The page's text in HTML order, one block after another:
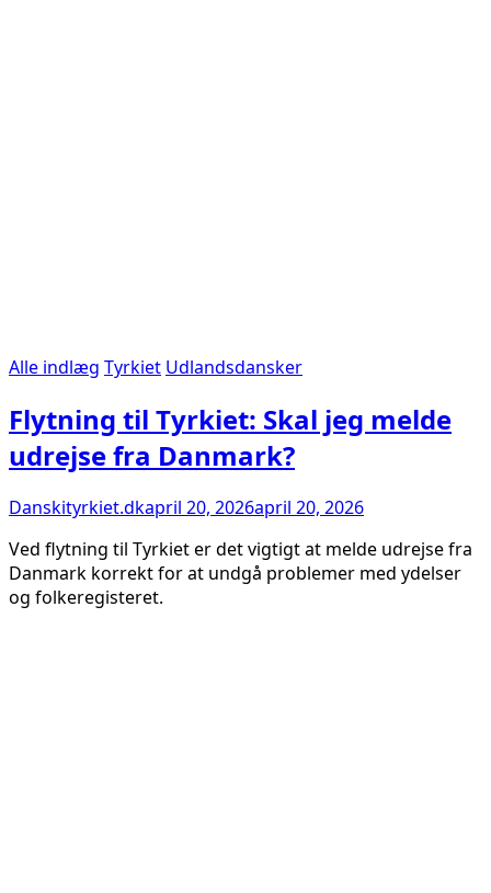
Alle indlæg Tyrkiet Udlandsdansker
Flytning til Tyrkiet: Skal jeg melde
udrejse fra Danmark?
Danskityrkiet.dkapril 20, 2026april 20, 2026
Ved flytning til Tyrkiet er det vigtigt at melde udrejse fra
Danmark korrekt for at undgå problemer med ydelser
og folkeregisteret.